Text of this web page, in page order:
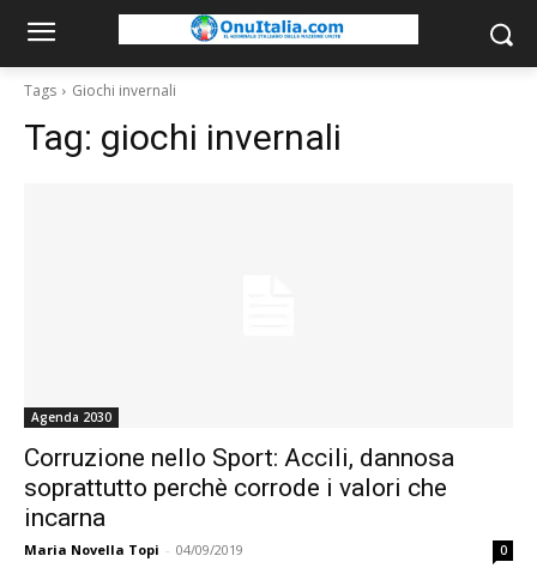
Tags Giochi invernali
Tag: giochi invernali
Agenda 2030
Corruzione nello Sport: Accili, dannosa
soprattutto perchè corrode i valori che
incarna
Maria Novella Topi - 04/09/2019 0